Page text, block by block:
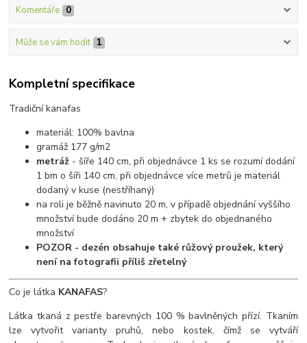
Komentáře 0
Může se vám hodit 1
Kompletní specifikace
Tradiční kanafas
materiál: 100% bavlna
gramáž 177 g/m2
metráž - šíře 140 cm, při objednávce 1 ks se rozumí dodání
1 bm o šíři 140 cm, při objednávce více metrů je materiál
dodaný v kuse (nestříhaný)
na roli je běžně navinuto 20 m, v případě objednání vyššího
množství bude dodáno 20 m + zbytek do objednaného
množství
POZOR - dezén obsahuje také růžový proužek, který
není na fotografii příliš zřetelný
Co je látka KANAFAS?
Látka tkaná z pestře barevných 100 % bavlněných přízí. Tkaním
lze vytvořit varianty pruhů, nebo kostek, čímž se vytváří